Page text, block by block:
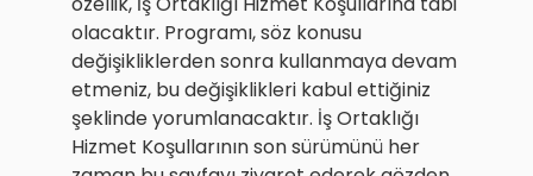
olacaktır. Programı, söz konusu
değişikliklerden sonra kullanmaya devam
etmeniz, bu değişiklikleri kabul ettiğiniz
şeklinde yorumlanacaktır. İş Ortaklığı
Hizmet Koşullarının son sürümünü her